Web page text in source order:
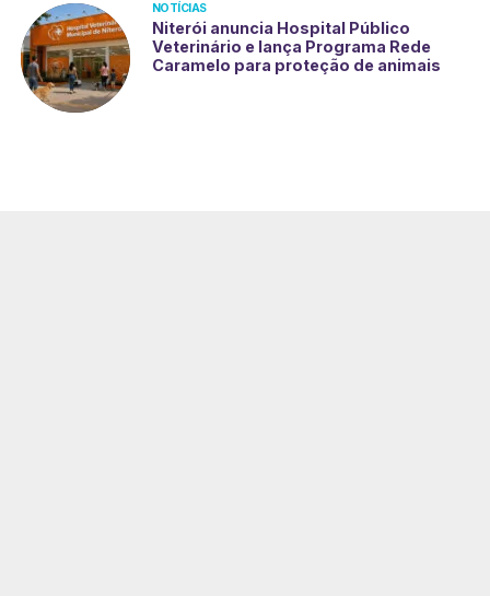
NOTÍCIAS
Niterói anuncia Hospital Público
Veterinário e lança Programa Rede
Caramelo para proteção de animais